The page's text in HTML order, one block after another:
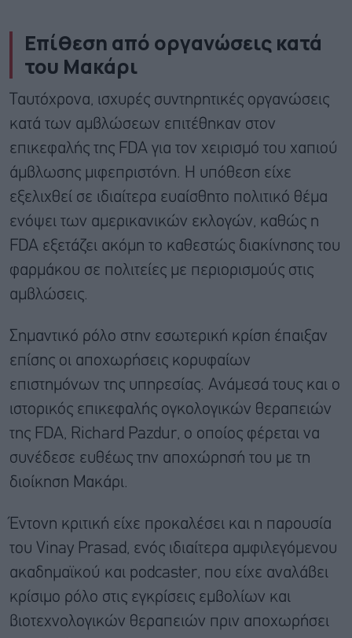
Επίθεση από οργανώσεις κατά
του Μακάρι
Ταυτόχρονα, ισχυρές συντηρητικές οργανώσεις
κατά των αμβλώσεων επιτέθηκαν στον
επικεφαλής της FDA για τον χειρισμό του χαπιού
άμβλωσης μιφεπριστόνη. Η υπόθεση είχε
εξελιχθεί σε ιδιαίτερα ευαίσθητο πολιτικό θέμα
ενόψει των αμερικανικών εκλογών, καθώς η
FDA εξετάζει ακόμη το καθεστώς διακίνησης του
φαρμάκου σε πολιτείες με περιορισμούς στις
αμβλώσεις.
Σημαντικό ρόλο στην εσωτερική κρίση έπαιξαν
επίσης οι αποχωρήσεις κορυφαίων
επιστημόνων της υπηρεσίας. Ανάμεσά τους και ο
ιστορικός επικεφαλής ογκολογικών θεραπειών
της FDA, Richard Pazdur, ο οποίος φέρεται να
συνέδεσε ευθέως την αποχώρησή του με τη
διοίκηση Μακάρι.
Έντονη κριτική είχε προκαλέσει και η παρουσία
του Vinay Prasad, ενός ιδιαίτερα αμφιλεγόμενου
ακαδημαϊκού και podcaster, που είχε αναλάβει
κρίσιμο ρόλο στις εγκρίσεις εμβολίων και
βιοτεχνολογικών θεραπειών πριν αποχωρήσει